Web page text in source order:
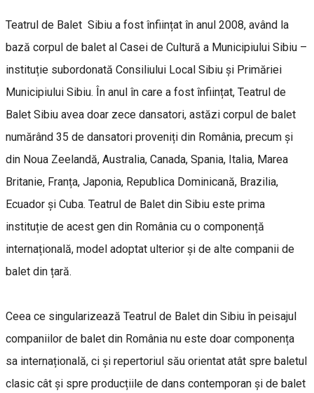
Teatrul de Balet Sibiu a fost înființat în anul 2008, având la
bază corpul de balet al Casei de Cultură a Municipiului Sibiu –
instituție subordonată Consiliului Local Sibiu și Primăriei
Municipiului Sibiu. În anul în care a fost înființat, Teatrul de
Balet Sibiu avea doar zece dansatori, astăzi corpul de balet
numărând 35 de dansatori proveniți din România, precum și
din Noua Zeelandă, Australia, Canada, Spania, Italia, Marea
Britanie, Franța, Japonia, Republica Dominicană, Brazilia,
Ecuador și Cuba. Teatrul de Balet din Sibiu este prima
instituție de acest gen din România cu o componență
internațională, model adoptat ulterior și de alte companii de
balet din țară.
Ceea ce singularizează Teatrul de Balet din Sibiu în peisajul
companiilor de balet din România nu este doar componența
sa internațională, ci și repertoriul său orientat atât spre baletul
clasic cât și spre producțiile de dans contemporan și de balet